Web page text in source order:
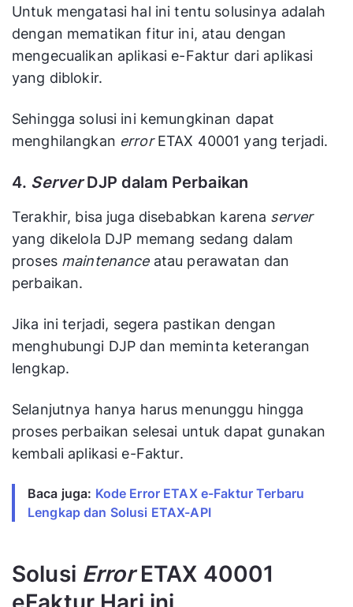
Untuk mengatasi hal ini tentu solusinya adalah
dengan mematikan fitur ini, atau dengan
mengecualikan aplikasi e-Faktur dari aplikasi
yang diblokir.
Sehingga solusi ini kemungkinan dapat
menghilangkan errorETAX 40001 yang terjadi.
4. ServerDJP dalam Perbaikan
Terakhir, bisa juga disebabkan karena server
yang dikelola DJP memang sedang dalam
proses maintenanceatau perawatan dan
perbaikan.
Jika ini terjadi, segera pastikan dengan
menghubungi DJP dan meminta keterangan
lengkap.
Selanjutnya hanya harus menunggu hingga
proses perbaikan selesai untuk dapat gunakan
kembali aplikasi e-Faktur.
Baca juga: Kode Error ETAX e-Faktur Terbaru
Lengkap dan Solusi ETAX-API
Solusi ErrorETAX 40001